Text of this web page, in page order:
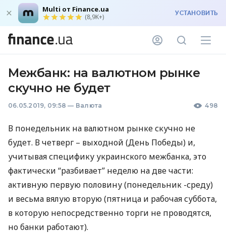
Multi от Finance.ua
(8,9K+) УСТАНОВИТЬ
Межбанк: на валютном рынке
скучно не будет
06.05.2019, 09:58 — Валюта 498
В понедельник на валютном рынке скучно не
будет. В четверг – выходной (День Победы) и,
учитывая специфику украинского межбанка, это
фактически “разбивает” неделю на две части:
активную первую половину (понедельник -среду)
и весьма вялую вторую (пятница и рабочая суббота,
в которую непосредственно торги не проводятся,
но банки работают).